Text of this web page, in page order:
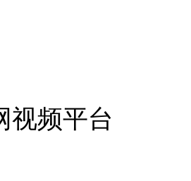
视频平台